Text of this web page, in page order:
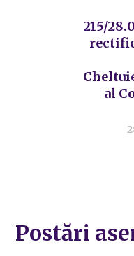
215/
al
Postări